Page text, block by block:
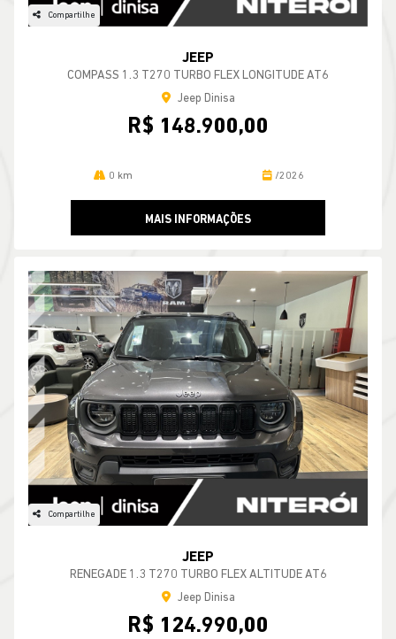
Compartilhe
JEEP
COMPASS 1.3 T270 TURBO FLEX LONGITUDE AT6
Jeep Dinisa
R$ 148.900,00
0 km /2026
MAIS INFORMAÇÕES
Compartilhe
JEEP
RENEGADE 1.3 T270 TURBO FLEX ALTITUDE AT6
Jeep Dinisa
R$ 124.990,00